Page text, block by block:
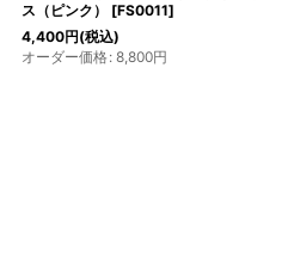
ス（ピンク）
[FS0011]
4,400円(税込)
オーダー価格: 8,800円